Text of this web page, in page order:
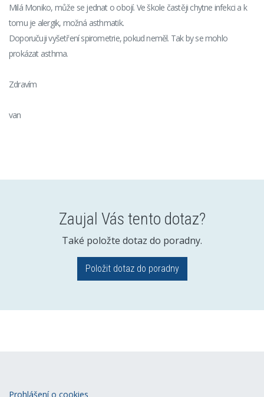
Milá Moniko, může se jednat o obojí. Ve škole častěji chytne infekci a k
tomu je alergik, možná asthmatik.
Doporučuji vyšetření spirometrie, pokud neměl. Tak by se mohlo
prokázat asthma.
Zdravím
van
Zaujal Vás tento dotaz?
Také položte dotaz do poradny.
Položit dotaz do poradny
Prohlášení o cookies